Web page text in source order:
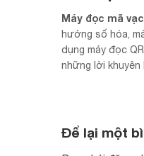
Máy đọc mã
hướng số hóa,
dụng máy đọc
những lời
Để lại một